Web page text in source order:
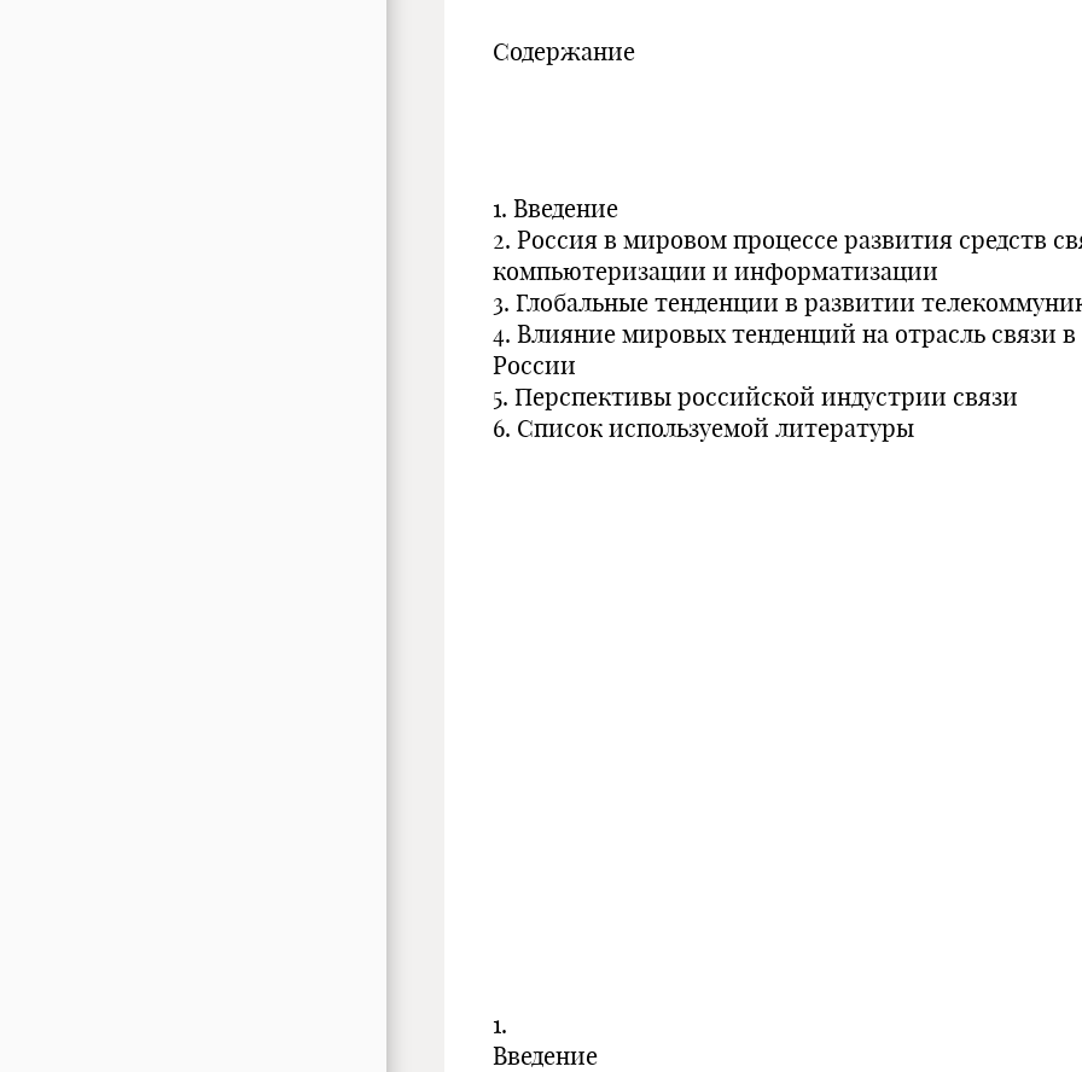
Содержание
1. Введение
2. Россия в мировом процессе развития средств
компьютеризации и информатизации
3. Глобальные тенденции в развитии
4. Влияние мировых тенденций на отрасль связи в
России
5. Перспективы российской индустрии связи
6. Список используемой литературы
1.
Введение